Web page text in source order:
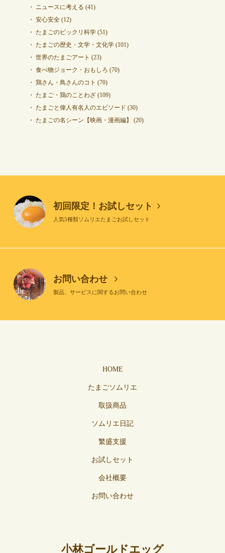
ニュースに考える (41)
安心安全(12)
たまごのビックリ科学(51)
たまごの歴史・文学・文化学(101)
世界のたまごアート (23)
食べ物ジョーク・おもしろ (70)
鶏さん・鳥さんのコト (70)
たまご・鶏のことわざ(109)
たまごと偉人有名人のエピソード (30)
たまごの名シーン【映画・漫画編】
(20)
初回限定！お試しセット
人気5種類ソムリエたまごお試しセット
お問い合わせ
製品、サービスに関するお問い合わせ
HOME
たまごソムリエ
取扱商品
ソムリエ日記
繁盛支援
お試しセット
会社概要
お問い合わせ
小林ゴールドエッグ